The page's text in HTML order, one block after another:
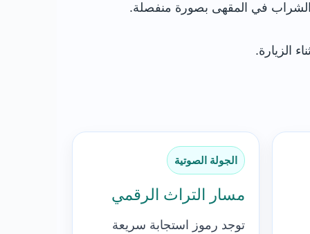
في المقهى بصورة منفصلة.
الزيارة.
الجولة الصوتية
مسار التراث الرقمي
توجد رموز استجابة سريعة